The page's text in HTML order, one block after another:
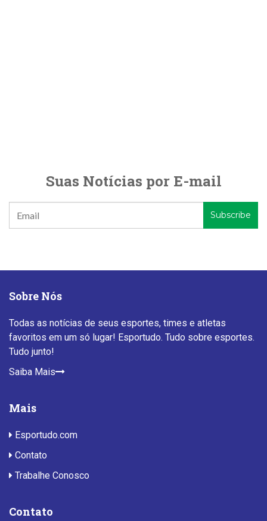
Suas Notícias por E-mail
Sobre Nós
Todas as notícias de seus esportes, times e atletas
favoritos em um só lugar! Esportudo. Tudo sobre esportes.
Tudo junto!
Saiba Mais
Mais
Esportudo.com
Contato
Trabalhe Conosco
Contato